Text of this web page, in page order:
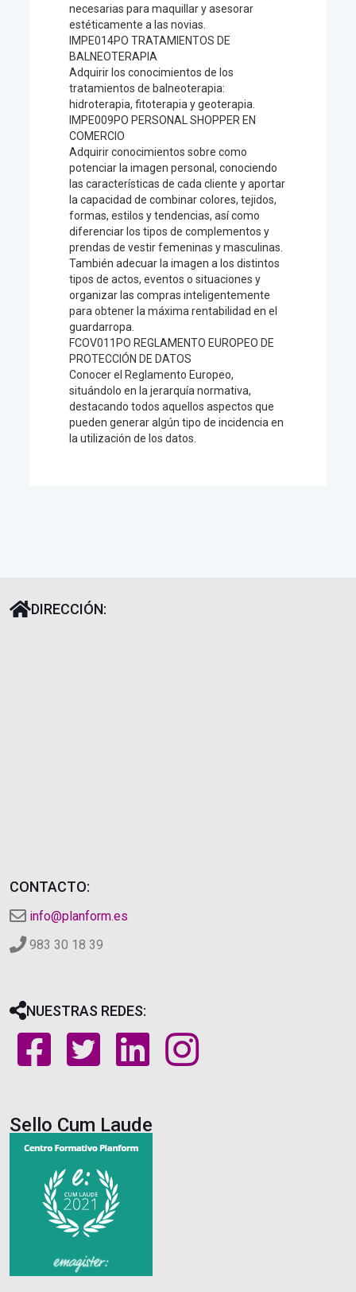
necesarias para maquillar y asesorar
estéticamente a las novias.
IMPE014PO TRATAMIENTOS DE
BALNEOTERAPIA
Adquirir los conocimientos de los
tratamientos de balneoterapia:
hidroterapia, fitoterapia y geoterapia.
IMPE009PO PERSONAL SHOPPER EN
COMERCIO
Adquirir conocimientos sobre como
potenciar la imagen personal, conociendo
las características de cada cliente y aportar
la capacidad de combinar colores, tejidos,
formas, estilos y tendencias, así como
diferenciar los tipos de complementos y
prendas de vestir femeninas y masculinas.
También adecuar la imagen a los distintos
tipos de actos, eventos o situaciones y
organizar las compras inteligentemente
para obtener la máxima rentabilidad en el
guardarropa.
FCOV011PO REGLAMENTO EUROPEO DE
PROTECCIÓN DE DATOS
Conocer el Reglamento Europeo,
situándolo en la jerarquía normativa,
destacando todos aquellos aspectos que
pueden generar algún tipo de incidencia en
la utilización de los datos.
DIRECCIÓN:
CONTACTO:
info@planform.es
983 30 18 39
NUESTRAS REDES:
Sello Cum Laude